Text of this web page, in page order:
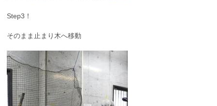
Step3！
そのまま止まり木へ移動